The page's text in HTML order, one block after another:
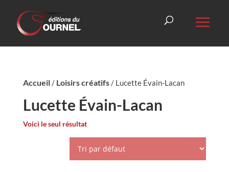
Accueil/ Loisirs créatifs/ Lucette Évain-Lacan
Lucette Évain-Lacan
Voici le seul résultat